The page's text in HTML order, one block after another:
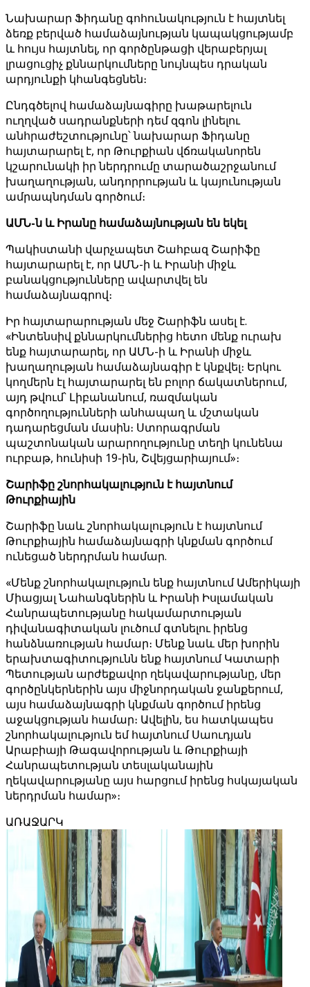
Նախարար Ֆիդանը գոհունակություն է հայտնել
ձեռք բերված համաձայնության կապակցությամբ
և հույս հայտնել, որ գործընթացի վերաբերյալ
լրացուցիչ քննարկումները նույնպես դրական
արդյունքի կհանգեցնեն։
Ընդգծելով համաձայնագիրը խաթարելուն
ուղղված սադրանքների դեմ զգոն լինելու
անհրաժեշտությունը՝ նախարար Ֆիդանը
հայտարարել է, որ Թուրքիան վճռականորեն
կշարունակի իր ներդրումը տարածաշրջանում
խաղաղության, անդորրության և կայունության
ամրապնդման գործում։
ԱՄՆ-ն և Իրանը համաձայնության են եկել
Պակիստանի վարչապետ Շահբազ Շարիֆը
հայտարարել է, որ ԱՄՆ-ի և Իրանի միջև
բանակցությունները ավարտվել են
համաձայնագրով։
Իր հայտարարության մեջ Շարիֆն ասել է.
«Ինտենսիվ քննարկումներից հետո մենք ուրախ
ենք հայտարարել, որ ԱՄՆ-ի և Իրանի միջև
խաղաղության համաձայնագիր է կնքվել։ Երկու
կողմերն էլ հայտարարել են բոլոր ճակատներում,
այդ թվում՝ Լիբանանում, ռազմական
գործողությունների անհապաղ և մշտական ​​
դադարեցման մասին։ Ստորագրման
պաշտոնական արարողությունը տեղի կունենա
ուրբաթ, հունիսի 19-ին, Շվեյցարիայում»։
Շարիֆը շնորհակալություն է հայտնում
Թուրքիային
Շարիֆը նաև շնորհակալություն է հայտնում
Թուրքիային համաձայնագրի կնքման գործում
ունեցած ներդրման համար.
«Մենք շնորհակալություն ենք հայտնում Ամերիկայի
Միացյալ Նահանգներին և Իրանի Իսլամական
Հանրապետությանը հակամարտության
դիվանագիտական ​​լուծում գտնելու իրենց
հանձնառության համար։ Մենք նաև մեր խորին
երախտագիտությունն ենք հայտնում Կատարի
Պետության արժեքավոր ղեկավարությանը, մեր
գործընկերներին այս միջնորդական ջանքերում,
այս համաձայնագրի կնքման գործում իրենց
աջակցության համար։ Ավելին, ես հատկապես
շնորհակալություն եմ հայտնում Սաուդյան
Արաբիայի Թագավորության և Թուրքիայի
Հանրապետության տեսլականային
ղեկավարությանը այս հարցում իրենց հսկայական
ներդրման համար»։
ԱՌԱՋԱՐԿ